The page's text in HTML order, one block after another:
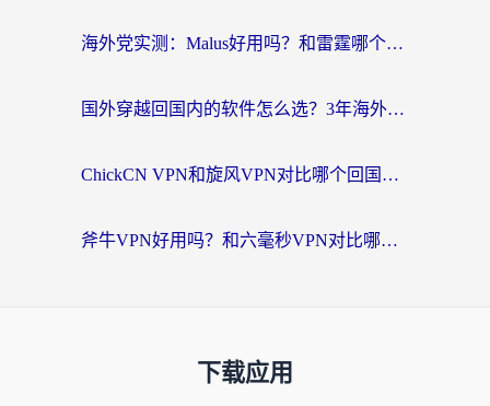
海外党实测：Malus好用吗？和雷霆哪个好？+ 3款热门加速器深度对比
国外穿越回国内的软件怎么选？3年海外党亲测实用指南，告别地域限制
ChickCN VPN和旋风VPN对比哪个回国效果更好？海外党实测回国内网神器指南
斧牛VPN好用吗？和六毫秒VPN对比哪个回国效果更好？海外党亲测实用指南
下载应用